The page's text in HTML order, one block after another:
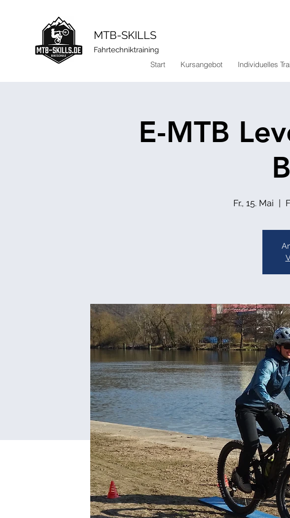
​MTB-SKILLS
Fahrtechniktraining
Start Kursangebot Individuelles
E-MTB
Fr., 15. Mai